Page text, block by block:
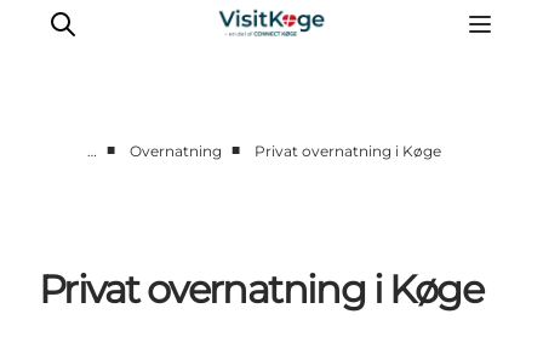
Kano
Det sker
… ■ Overnatning ■ Privat overnatning i Køge
Privat overnatning i Køge